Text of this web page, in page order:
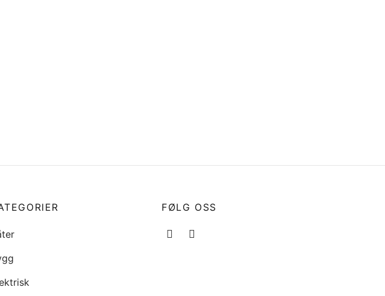
FØLG OSS